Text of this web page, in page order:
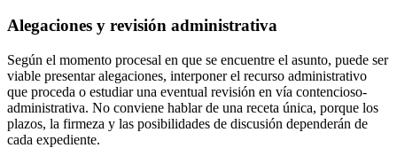
Alegaciones y revisión administrativa
Según el momento procesal en que se encuentre el asunto, puede ser
viable presentar alegaciones, interponer el recurso administrativo
que proceda o estudiar una eventual revisión en vía contencioso-
administrativa. No conviene hablar de una receta única, porque los
plazos, la firmeza y las posibilidades de discusión dependerán de
cada expediente.